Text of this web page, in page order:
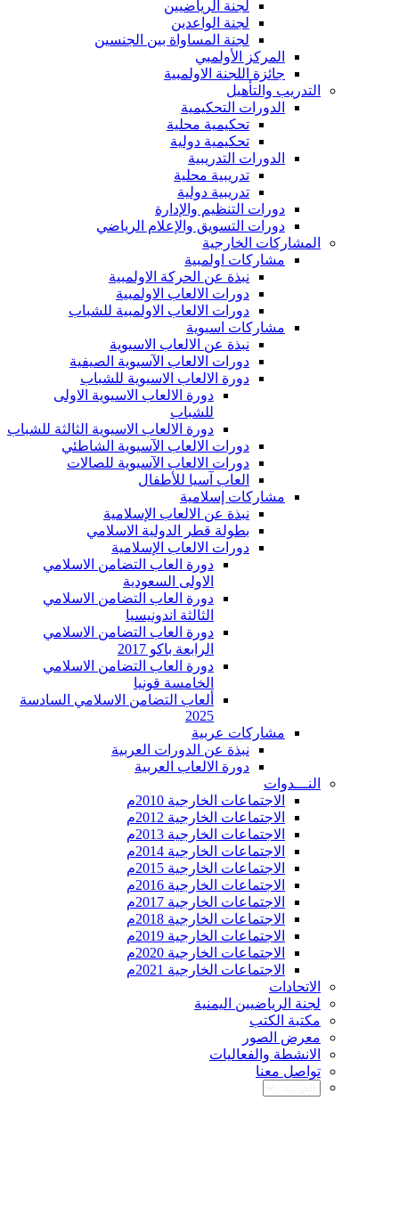
لجنة الرياضيين
لجنة الواعدين
لجنة المساواة بين الجنسين
المركز الأولمبي
جائزة اللجنة الاولمبية
التدريب والتأهيل
الدورات التحكيمية
تحكيمية محلية
تحكيمية دولية
الدورات التدريبية
تدريبية محلية
تدريبية دولية
دورات التنظيم والإدارة
دورات التسويق والإعلام الرياضي
المشاركات الخارجية
مشاركات اولمبية
نبذة عن الحركة الاولمبية
دورات الالعاب الاولمبية
دورات الالعاب الاولمبية للشباب
مشاركات اسيوية
نبذة عن الالعاب الاسيوية
دورات الالعاب الآسيوية الصيفية
دورة الالعاب الاسيوية للشباب
دورة الالعاب الاسيوية الاولى
للشباب
دورة الالعاب الاسيوية الثالثة للشباب
دورات الالعاب الآسيوية الشاطئي
دورات الالعاب الآسيوية للصالات
العاب آسيا للأطفال
مشاركات إسلامية
نبذة عن الالعاب الإسلامية
بطولة قطر الدولية الاسلامي
دورات الالعاب الإسلامية
دورة العاب التضامن الاسلامي
الاولى السعودية
دورة العاب التضامن الاسلامي
الثالثة اندونيسيا
دورة العاب التضامن الاسلامي
الرابعة باكو 2017
دورة العاب التضامن الاسلامي
الخامسة قونيا
ألعاب التضامن الاسلامي السادسة
2025
مشاركات عربية
نبذة عن الدورات العربية
دورة الالعاب العربية
النـــدوات
الاجتماعات الخارجية 2010م
الاجتماعات الخارجية 2012م
الاجتماعات الخارجية 2013م
الاجتماعات الخارجية 2014م
الاجتماعات الخارجية 2015م
الاجتماعات الخارجية 2016م
الاجتماعات الخارجية 2017م
الاجتماعات الخارجية 2018م
الاجتماعات الخارجية 2019م
الاجتماعات الخارجية 2020م
الاجتماعات الخارجية 2021م
الاتحادات
لجنة الرياضيين اليمنية
مكتبة الكتب
معرض الصور
الانشطة والفعاليات
تواصل معنا